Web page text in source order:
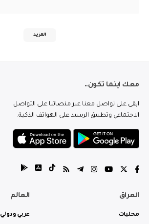
المزيد
معك اينما تكون..
ابقى على تواصل معنا عبر منصاتنا على التواصل
الاجتماعي وتطبيق الرشيد على الهواتف الذكية.
العراق
محليات
العالم
عربي ودولي